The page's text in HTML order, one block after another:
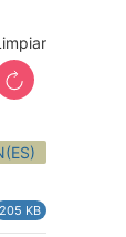
205 KB